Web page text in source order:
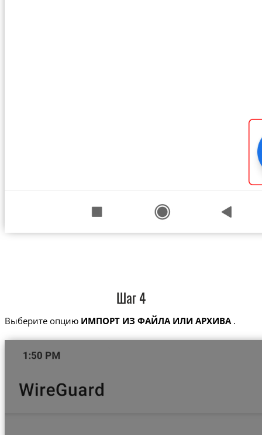
Шаг 4
Выберите опцию ИМПОРТ ИЗ ФАЙЛА ИЛИ АРХИВА.